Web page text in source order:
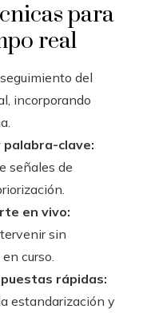
para
real
seguimiento del
incorporando
clave:
señales de
en vivo:
sin
curso.
rápidas:
estandarización y